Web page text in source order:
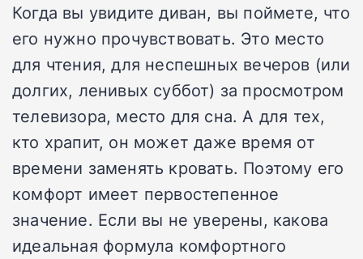
Когда вы увидите диван, вы поймете, что
его нужно прочувствовать. Это место
для чтения, для неспешных вечеров (или
долгих, ленивых суббот) за просмотром
телевизора, место для сна. А для тех,
кто храпит, он может даже время от
времени заменять кровать. Поэтому его
комфорт имеет первостепенное
значение. Если вы не уверены, какова
идеальная формула комфортного